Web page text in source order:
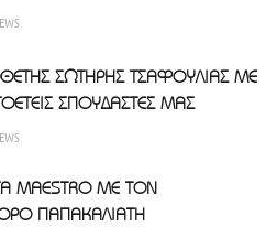
ΣΩΤΗΡΗΣ ΤΣΑΦΟΥΛΙΑΣ ΜΕ
ΣΠΟΥΔΑΣΤΕΣ ΜΑΣ
MAESTRO ΜΕ ΤΟΝ
ΠΑΠΑΚΑΛΙΑΤΗ